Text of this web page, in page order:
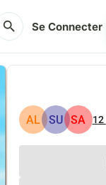
search Se Connecter
AL SU SA 12